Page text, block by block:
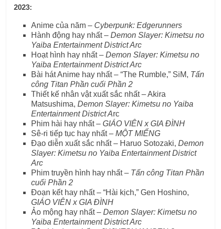
2023:
Anime của năm – Cyberpunk: Edgerunners
Hành động hay nhất –Demon Slayer: Kimetsu no
Yaiba Entertainment District Arc
Hoạt hình hay nhất –Demon Slayer: Kimetsu no
Yaiba Entertainment District Arc
Bài hát Anime hay nhất – “The Rumble,” SiM, Tấn
công Titan Phần cuối Phần 2
Thiết kế nhân vật xuất sắc nhất – Akira
Matsushima,Demon Slayer: Kimetsu no Yaiba
Entertainment District Arc
Phim hài hay nhất –GIÁO VIÊN x GIA ĐÌNH
Sê-ri tiếp tục hay nhất –MỘT MIẾNG
Đạo diễn xuất sắc nhất – Haruo Sotozaki,Demon
Slayer: Kimetsu no Yaiba Entertainment District
Arc
Phim truyền hình hay nhất – Tấn công Titan Phần
cuối Phần 2
Đoạn kết hay nhất – “Hài kịch,” Gen Hoshino,
GIÁO VIÊN x GIA ĐÌNH
Ảo mộng hay nhất –Demon Slayer: Kimetsu no
Yaiba Entertainment District Arc